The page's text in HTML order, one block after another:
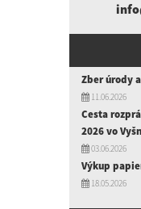
Zber úrody
11.06.2026
Cesta
2026 vo
03.06.2026
Výkup
18.05.2026